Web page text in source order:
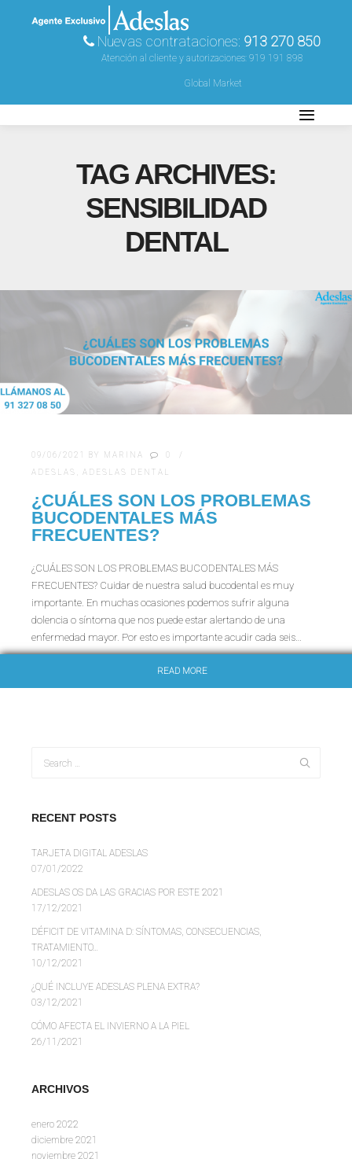
Nuevas contrataciones: 913 270 850
Atención al cliente y autorizaciones: 919 191 898
Global Market
TAG ARCHIVES:
SENSIBILIDAD
DENTAL
09/06/2021 BY MARINA
0
ADESLAS
ADESLAS DENTAL
¿CUÁLES SON LOS PROBLEMAS
BUCODENTALES MÁS
FRECUENTES?
¿CUÁLES SON LOS PROBLEMAS BUCODENTALES MÁS
FRECUENTES? Cuidar de nuestra salud bucodental es muy
importante. En muchas ocasiones podemos sufrir alguna
dolencia o síntoma que nos puede estar alertando de una
enfermedad mayor. Por esto es importante acudir cada seis…
READ MORE
RECENT POSTS
TARJETA DIGITAL ADESLAS
07/01/2022
ADESLAS OS DA LAS GRACIAS POR ESTE 2021
17/12/2021
DÉFICIT DE VITAMINA D: SÍNTOMAS, CONSECUENCIAS,
TRATAMIENTO…
10/12/2021
¿QUÉ INCLUYE ADESLAS PLENA EXTRA?
03/12/2021
CÓMO AFECTA EL INVIERNO A LA PIEL
26/11/2021
ARCHIVOS
enero 2022
diciembre 2021
noviembre 2021